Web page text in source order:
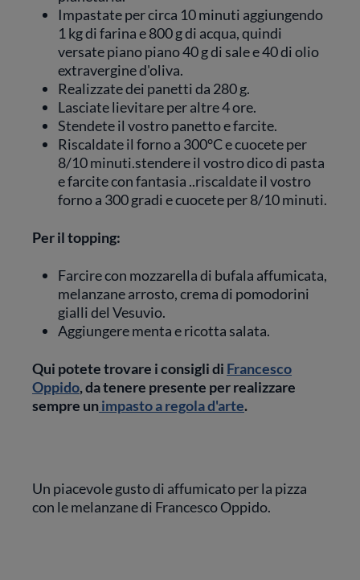
Impastate per circa 10 minuti aggiungendo
1 kg di farina e 800 g di acqua, quindi
versate piano piano 40 g di sale e 40 di olio
extravergine d'oliva.
Realizzate dei panetti da 280 g.
Lasciate lievitare per altre 4 ore.
Stendete il vostro panetto e farcite.
Riscaldate il forno a 300°C e cuocete per
8/10 minuti.stendere il vostro dico di pasta
e farcite con fantasia ..riscaldate il vostro
forno a 300 gradi e cuocete per 8/10 minuti.
Per il topping:
Farcire con mozzarella di bufala affumicata,
melanzane arrosto, crema di pomodorini
gialli del Vesuvio.
Aggiungere menta e ricotta salata.
Qui potete trovare i consigli di Francesco
Oppido, da tenere presente per realizzare
sempre unimpasto a regola d'arte.
Un piacevole gusto di affumicato per la pizza
con le melanzane di Francesco Oppido.